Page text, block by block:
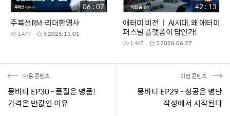
주복선RM-리더환영사
1,477 52025.11.01
06 : 07
애터미 비전 ㅣ AI시대, 왜 애터미
퍼스널 플랫폼이 답인가!
1,467 52026.06.27
42 : 13
다음 콘텐츠
몽바타 EP30 - 품질은 명품!
가격은 반값인 이유
이전 콘텐츠
몽바타 EP29 - 성공은 명단
작성에서 시작된다